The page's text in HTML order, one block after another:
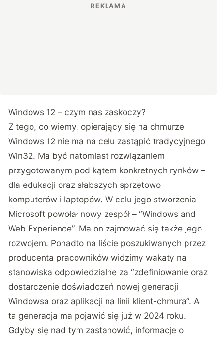
Windows 12 – czym nas zaskoczy?
Z tego, co wiemy, opierający się na chmurze
Windows 12 nie ma na celu zastąpić tradycyjnego
Win32. Ma być natomiast rozwiązaniem
przygotowanym pod kątem konkretnych rynków –
dla edukacji oraz słabszych sprzętowo
komputerów i laptopów. W celu jego stworzenia
Microsoft powołał nowy zespół – “Windows and
Web Experience”. Ma on zajmować się także jego
rozwojem. Ponadto na liście poszukiwanych przez
producenta pracowników widzimy wakaty na
stanowiska odpowiedzialne za “zdefiniowanie oraz
dostarczenie doświadczeń nowej generacji
Windowsa oraz aplikacji na linii klient-chmura”. A
ta generacja ma pojawić się już w 2024 roku.
Gdyby się nad tym zastanowić, informacje o